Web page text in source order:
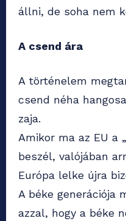
állni, de soha nem
A csend ára
A történelem
csend néha
zaja.
Amikor ma az EU a
beszél, valójában
Európa lelke újra
A béke generációja
azzal, hogy a béke